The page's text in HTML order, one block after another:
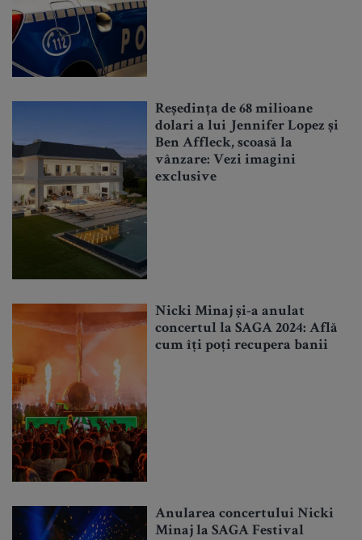
Reședința de 68 milioane
dolari a lui Jennifer Lopez și
Ben Affleck, scoasă la
vânzare: Vezi imagini
exclusive
Nicki Minaj și-a anulat
concertul la SAGA 2024: Află
cum îți poți recupera banii
Anularea concertului Nicki
Minaj la SAGA Festival